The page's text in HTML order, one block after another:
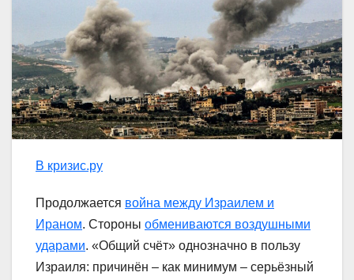
В кризис.ру
Продолжается война между Израилем и
Ираном. Стороны обмениваются воздушными
ударами. «Общий счёт» однозначно в пользу
Израиля: причинён – как минимум – серьёзный